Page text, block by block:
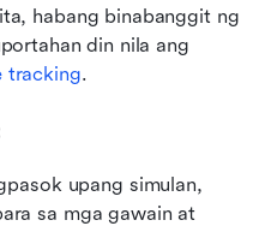
habang binabanggit ng
din nila ang
tracking.
upang simulan,
sa mga gawain at